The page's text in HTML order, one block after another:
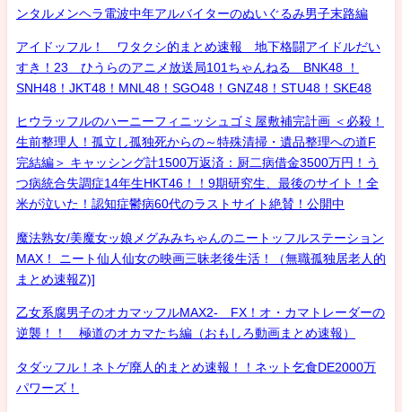
ンタルメンヘラ電波中年アルバイターのぬいぐるみ男子末路編
アイドッフル！ ワタクシ的まとめ速報 地下格闘アイドルだい
すき！23 ひうらのアニメ放送局101ちゃんねる BNK48 ！
SNH48！JKT48！MNL48！SGO48！GNZ48！STU48！SKE48
ヒウラッフルのハーニーフィニッシュゴミ屋敷補完計画 ＜必殺！
生前整理人！孤立し孤独死からの～特殊清掃・遺品整理への道F
完結編＞ キャッシング計1500万返済：厨二病借金3500万円！う
つ病統合失調症14年生HKT46！！9期研究生、最後のサイト！全
米が泣いた！認知症鬱病60代のラストサイト絶賛！公開中
魔法熟女/美魔女ッ娘メグみみちゃんのニートッフルステーション
MAX！ ニート仙人仙女の映画三昧老後生活！（無職孤独居老人的
まとめ速報Z)]
乙女系腐男子のオカマッフルMAX2- FX！オ・カマトレーダーの
逆襲！！ 極道のオカマたち編（おもしろ動画まとめ速報）
タダッフル！ネトゲ廃人的まとめ速報！！ネット乞食DE2000万
パワーズ！